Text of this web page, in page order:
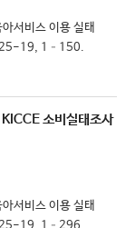
서비스 이용 실태
19, 1–150.
소비실태조사
서비스 이용 실태